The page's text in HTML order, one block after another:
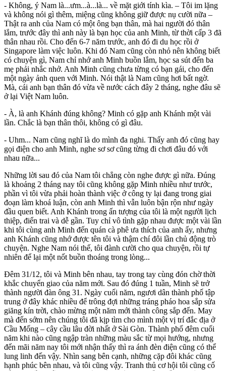
- Không, ý Nam là...ưm...à...là... về mặt giới tính kìa. – Tôi im lặng
và không nói gì thêm, miệng cũng không giữ được nụ cười nữa –
Thật ra anh của Nam có một ông bạn thân, mà hai người đó thân
lắm, trước đây thì anh này là bạn học của anh Minh, từ thời cấp 3 đã
thân nhau rồi. Cho đến 6-7 năm trước, anh đó đi du học rồi ở
Singapore làm việc luôn. Khi đó Nam cũng còn nhỏ nên không biết
có chuyện gì, Nam chỉ nhớ anh Minh buồn lắm, học sa sút đến ba
mẹ phải nhắc nhở. Anh Minh cũng chưa từng có bạn gái, cho đến
một ngày ảnh quen với Minh. Nói thật là Nam cũng hơi bất ngờ.
Mà, cái anh bạn thân đó vừa về nước cách đây 2 tháng, nghe đâu sẽ
ở lại Việt Nam luôn.
- À, là anh Khánh đúng không? Minh có gặp anh Khánh một vài
lần. Chắc là bạn thân thôi, không có gì đâu.
- Uhm... Nam cũng nghĩ là do mình đa nghi. Thấy anh đó cũng hay
gọi điện cho anh Minh, nghe sơ sơ cũng từng đi chơi đâu đó với
nhau nữa...
Những lời sau đó của Nam tôi chẳng còn nghe được gì nữa. Đúng
là khoảng 2 tháng nay tôi cũng không gặp Minh nhiều như trước,
phần vì tôi vừa phải hoàn thành việc ở công ty lại đang trong giai
đoạn làm khoá luận, còn anh Minh thì vẫn luôn bận rộn như ngày
đầu quen biết. Anh Khánh trong ấn tượng của tôi là một người lịch
thiệp, điển trai và dễ gần. Tuy chỉ vô tình gặp nhau được một vài lần
khi tôi cùng anh Minh đến quán cà phê ưa thích của anh ấy, nhưng
anh Khánh cũng nhớ được tên tôi và thậm chí đôi lần chủ động trò
chuyện. Nghe Nam nói thế, tôi đành cười cho qua chuyện, rồi tự
nhiên để lại một nốt buồn thoáng trong lòng...
Đêm 31/12, tôi và Minh bên nhau, tay trong tay cùng đón chờ thời
khắc chuyển giao của năm mới. Sau đó đúng 1 tuần, Minh sẽ trở
thành người đàn ông 31. Ngày cuối năm, ngươi dân thành phố tập
trung ở đây khác nhiều để trông đợi những tráng pháo hoa sắp sửa
giăng kín trời, chào mừng một năm mới thành công sắp đến. May
mà đến sớm nên chúng tôi đã kịp tìm cho mình một vị trí đắc địa ở
Cầu Mống – cây cầu lâu đời nhất ở Sài Gòn. Thành phố đêm cuối
năm khi nào cũng ngập tràn những màu sắc từ mọi hướng, nhưng
đến mãi năm nay tôi mới nhận thấy thì ra ánh đèn điện cũng có thể
lung linh đến vậy. Nhìn sang bên cạnh, những cặp đôi khác cũng
hạnh phúc bên nhau, và tôi cũng vậy. Tranh thủ cơ hội tôi cũng cố